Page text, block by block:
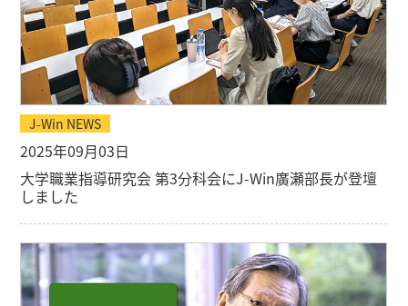
J-Win NEWS
2025年09月03日
大学職業指導研究会 第3分科会にJ-Win廣瀬部長が登壇
しました